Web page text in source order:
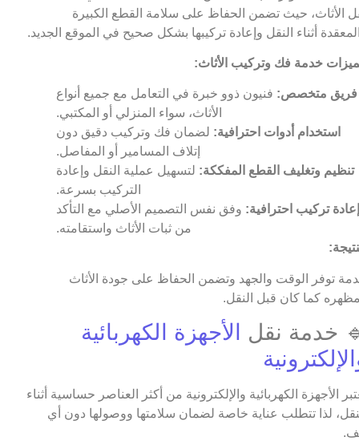
الأثاث، حيث تضمن الحفاظ على سلامة القطع الكبيرة
أثناء النقل وإعادة تركيبها بشكل صحيح في الموقع الجديد.
خدمة فك وتركيب الأثاث:
فريق متخصص: فنيون ذوو خبرة في التعامل مع جميع أنواع
الأثاث، سواء المنزلي أو المكتبي.
استخدام أدوات احترافية: لضمان فك وتركيب دقيق دون
إتلاف المسامير أو المفاصل.
تنظيم وتغليف القطع المفككة: لتسهيل عملية النقل وإعادة
التركيب بسرعة.
إعادة تركيب احترافية: وفق نفس التصميم الأصلي مع التأكد
من ثبات الأثاث واستقامته.
توفر الوقت والجهد وتضمن الحفاظ على جودة الأثاث
كما كان قبل النقل.
خدمة نقل
الأجهزة الكهربائية
الأجهزة الكهربائية والإلكترونية من أكثر العناصر حساسية أثناء
لذا تتطلب عناية خاصة لضمان سلامتها ووصولها دون أي